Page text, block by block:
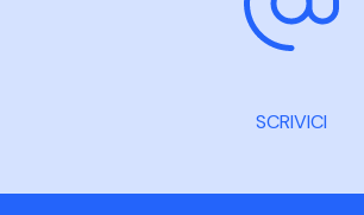
SCRIVICI